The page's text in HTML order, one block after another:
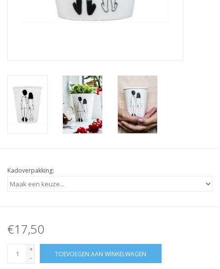
Kadoverpakking:
€17,50
+
-
TOEVOEGEN AAN WINKELWAGEN